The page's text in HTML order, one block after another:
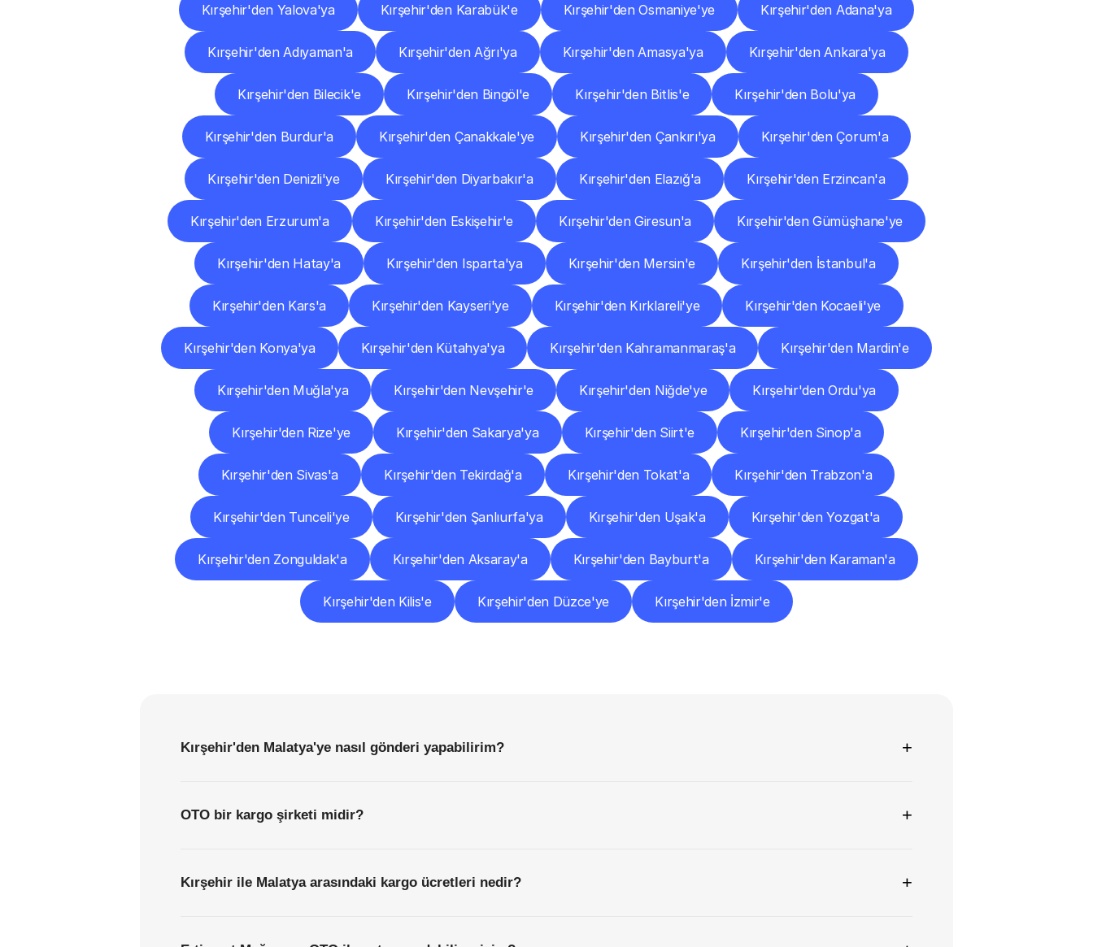
Kırşehir'den Yalova'ya Kırşehir'den Karabük'e Kırşehir'den Osmaniye'ye Kırşehir'den Adana'ya
Kırşehir'den Adıyaman'a Kırşehir'den Ağrı'ya Kırşehir'den Amasya'ya Kırşehir'den Ankara'ya
Kırşehir'den Bilecik'e Kırşehir'den Bingöl'e Kırşehir'den Bitlis'e Kırşehir'den Bolu'ya
Kırşehir'den Burdur'a Kırşehir'den Çanakkale'ye Kırşehir'den Çankırı'ya Kırşehir'den Çorum'a
Kırşehir'den Denizli'ye Kırşehir'den Diyarbakır'a Kırşehir'den Elazığ'a Kırşehir'den Erzincan'a
Kırşehir'den Erzurum'a Kırşehir'den Eskişehir'e Kırşehir'den Giresun'a Kırşehir'den Gümüşhane'ye
Kırşehir'den Hatay'a Kırşehir'den Isparta'ya Kırşehir'den Mersin'e Kırşehir'den İstanbul'a
Kırşehir'den Kars'a Kırşehir'den Kayseri'ye Kırşehir'den Kırklareli'ye Kırşehir'den Kocaeli'ye
Kırşehir'den Konya'ya Kırşehir'den Kütahya'ya Kırşehir'den Kahramanmaraş'a Kırşehir'den Mardin'e
Kırşehir'den Muğla'ya Kırşehir'den Nevşehir'e Kırşehir'den Niğde'ye Kırşehir'den Ordu'ya
Kırşehir'den Rize'ye Kırşehir'den Sakarya'ya Kırşehir'den Siirt'e Kırşehir'den Sinop'a
Kırşehir'den Sivas'a Kırşehir'den Tekirdağ'a Kırşehir'den Tokat'a Kırşehir'den Trabzon'a
Kırşehir'den Tunceli'ye Kırşehir'den Şanlıurfa'ya Kırşehir'den Uşak'a Kırşehir'den Yozgat'a
Kırşehir'den Zonguldak'a Kırşehir'den Aksaray'a Kırşehir'den Bayburt'a Kırşehir'den Karaman'a
Kırşehir'den Kilis'e Kırşehir'den Düzce'ye Kırşehir'den İzmir'e
Kırşehir'den Malatya'ye nasıl gönderi yapabilirim? +
OTO bir kargo şirketi midir? +
Kırşehir ile Malatya arasındaki kargo ücretleri nedir? +